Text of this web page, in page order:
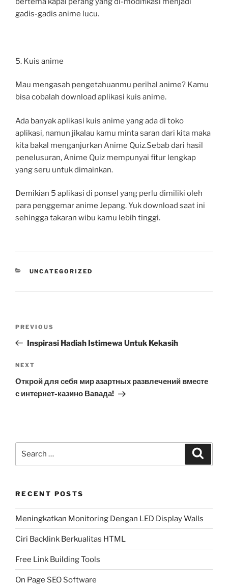
gadis-gadis anime lucu.
5. Kuis anime
Mau mengasah pengetahuanmu perihal anime? Kamu
bisa cobalah download aplikasi kuis anime.
Ada banyak aplikasi kuis anime yang ada di toko
aplikasi, namun jikalau kamu minta saran dari kita maka
kita bakal menganjurkan Anime Quiz.Sebab dari hasil
penelusuran, Anime Quiz mempunyai fitur lengkap
yang seru untuk dimainkan.
Demikian 5 aplikasi di ponsel yang perlu dimiliki oleh
para penggemar anime Jepang. Yuk download saat ini
sehingga takaran wibu kamu lebih tinggi.
CATEGORIES
UNCATEGORIZED
Previous
Post
PREVIOUS
Inspirasi Hadiah Istimewa Untuk Kekasih
Next
Post
NEXT
Открой для себя мир азартных развлечений вместе
с интернет-казино Вавада!
RECENT POSTS
Meningkatkan Monitoring Dengan LED Display Walls
Ciri Backlink Berkualitas HTML
Free Link Building Tools
On Page SEO Software